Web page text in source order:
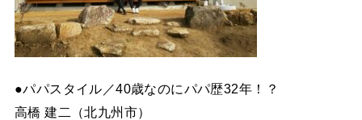
●パパスタイル／40歳なのにパパ歴32年！？
高橋 建二（北九州市）